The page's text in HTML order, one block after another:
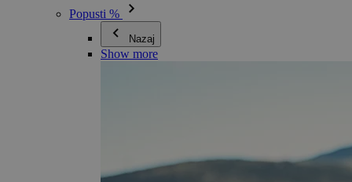
Popusti %
Nazaj
Show more